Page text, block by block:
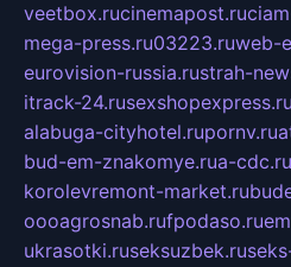
veetbox.rucinemapost.ru
mega-press.ru03223.ruweb-
eurovision-russia.rustrah-
itrack-24.rusexshopexpress.ru
alabuga-cityhotel.rupornv.ru
bud-em-znakomye.rua-cdc.ru
korolevremont-market.ru
oooagrosnab.rufpodaso.ru
ukrasotki.ruseksuzbek.ru